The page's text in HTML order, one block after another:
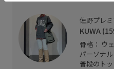
佐野プレ
KUWA
骨格： ウ
パーソナ
普段のト